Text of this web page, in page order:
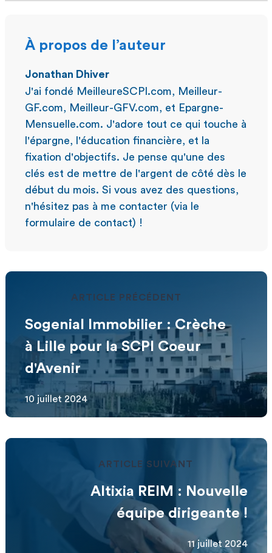
À propos de l’auteur
Jonathan Dhiver
J'ai fondé MeilleureSCPI.com, Meilleur-
GF.com, Meilleur-GFV.com, et Epargne-
Mensuelle.com. J'adore tout ce qui touche à
l'épargne, l'éducation financière, et la
fixation d'objectifs. Je pense qu'une des
clés est de mettre de l'argent de côté dès le
début du mois. Si vous avez des questions,
n'hésitez pas à me contacter (via le
formulaire de contact) !
ARTICLE PRÉCÉDENT
Sogenial Immobilier : Crèche
à Lille pour la SCPI Coeur
d'Avenir
10 juillet 2024
ARTICLE SUIVANT
Altixia REIM : Nouvelle
équipe dirigeante !
11 juillet 2024